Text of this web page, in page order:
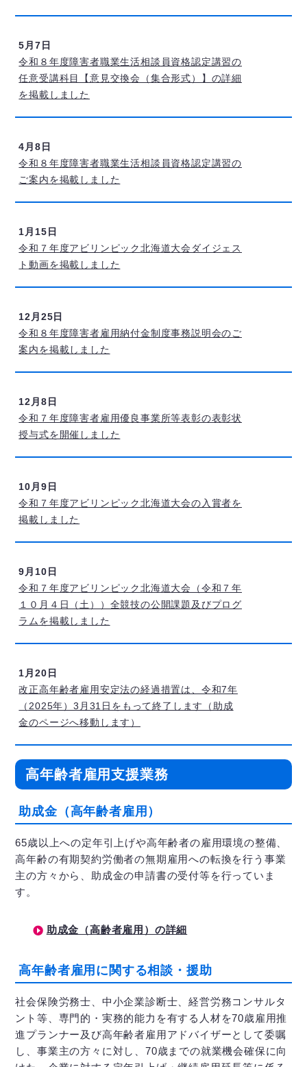
5月7日
令和８年度障害者職業生活相談員資格認定講習の
任意受講科目【意見交換会（集合形式）】の詳細
を掲載しました
4月8日
令和８年度障害者職業生活相談員資格認定講習の
ご案内を掲載しました
1月15日
令和７年度アビリンピック北海道大会ダイジェス
ト動画を掲載しました
12月25日
令和８年度障害者雇用納付金制度事務説明会のご
案内を掲載しました
12月8日
令和７年度障害者雇用優良事業所等表彰の表彰状
授与式を開催しました
10月9日
令和７年度アビリンピック北海道大会の入賞者を
掲載しました
9月10日
令和７年度アビリンピック北海道大会（令和７年
１０月４日（土））全競技の公開課題及びプログ
ラムを掲載しました
1月20日
改正高年齢者雇用安定法の経過措置は、令和7年
（2025年）3月31日をもって終了します（助成
金のページへ移動します）
高年齢者雇用支援業務
助成金（高年齢者雇用）
65歳以上への定年引上げや高年齢者の雇用環境の整備、
高年齢の有期契約労働者の無期雇用への転換を行う事業
主の方々から、助成金の申請書の受付等を行っていま
す。
助成金（高齢者雇用）の詳細
高年齢者雇用に関する相談・援助
社会保険労務士、中小企業診断士、経営労務コンサルタ
ント等、専門的・実務的能力を有する人材を70歳雇用推
進プランナー及び高年齢者雇用アドバイザーとして委嘱
し、事業主の方々に対し、70歳までの就業機会確保に向